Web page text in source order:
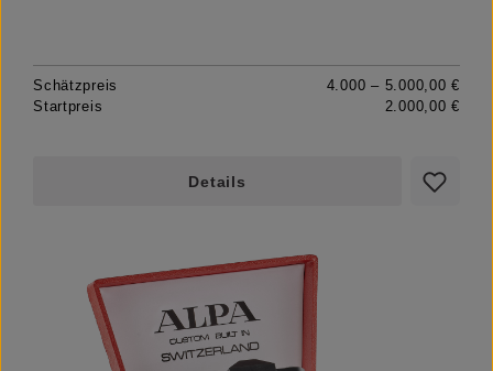
Schätzpreis
4.000 – 5.000,00 €
Startpreis
2.000,00 €
Details